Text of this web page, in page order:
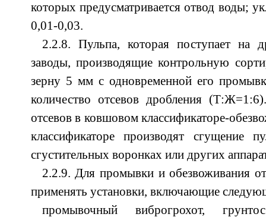
которых предусматривается отвод воды;
0,01-0,03.
2.2.8. Пульпа, которая поступает на
заводы, производящие контрольную
зерну 5 мм с одновременной его
количество отсевов дробления
отсевов в ковшовом классификаторе-
классификаторе производят сгущение
сгустительных воронках или других
2.2.9. Для промывки и обезвоживания
применять установки, включающие
промывочный виброгрохот,